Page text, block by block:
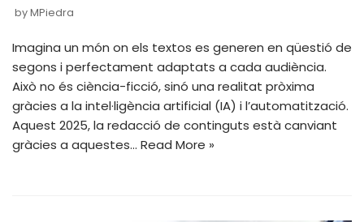
byMPiedra
Imagina un món on els textos es generen en qüestió de
segons i perfectament adaptats a cada audiència.
Això no és ciència-ficció, sinó una realitat pròxima
gràcies a la intel·ligència artificial (IA) i l’automatització.
Aquest 2025, la redacció de continguts està canviant
gràcies a aquestes… Read More »